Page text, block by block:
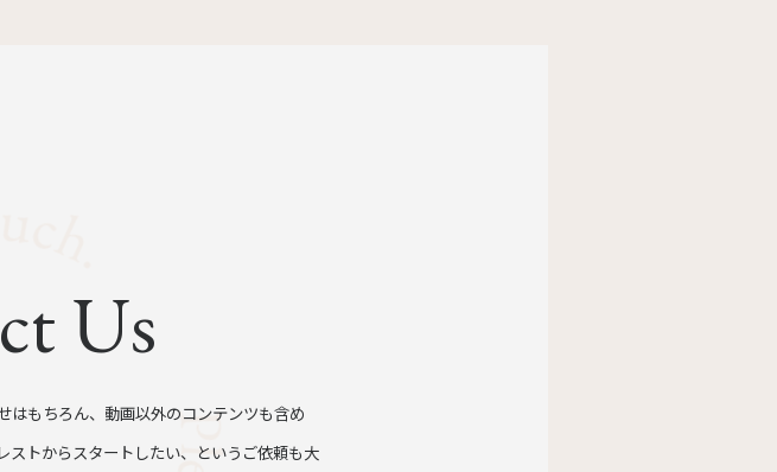
Us
はもちろん、動画以外のコンテンツも含め
ストからスタートしたい、というご依頼も大